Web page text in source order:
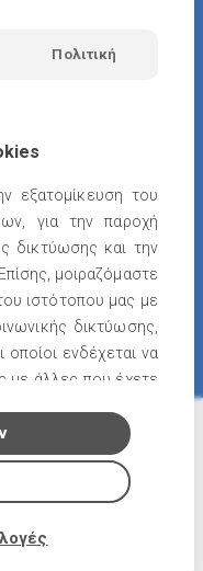
προσωπικών
Πολιτική
εξατομίκευση του
για την παροχή
δικτύωσης και την
μοιραζόμαστε
ιστότοπου μας με
δικτύωσης,
ενδέχεται να
με άλλες που έχετε